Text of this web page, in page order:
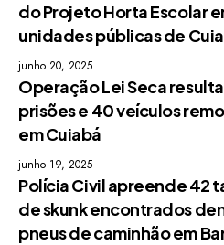
do Projeto Horta Escolar
unidades públicas de
junho 20, 2025
Operação Lei Seca
prisões e 40 veículos
em Cuiabá
junho 19, 2025
Polícia Civil apreende 42
de skunk encontrados
pneus de caminhão em